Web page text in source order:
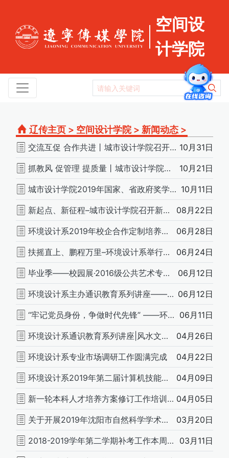
空间设
计学院
辽传主页 > 空间设计学院 > 新闻动态 >
交流互促 合作共进丨城市设计学院召开定制培养交流座谈会 10月31日
抓教风 促管理 提质量丨城市设计学院举行＂教风建设活动月＂启动仪式 10月21日
城市设计学院2019年国家、省政府奖学金推荐候选人名单公示 10月11日
新起点、新征程–城市设计学院召开新学期工作部署会议 08月22日
环境设计系2019年校企合作定制培养双选会圆满举行 06月28日
扶摇直上、鹏程万里–环境设计系举行2019届学士学位授予仪式 06月24日
毕业季——校园展·2016级公共艺术专业创作展 06月12日
环境设计系主办通识教育系列讲座——“如何成为一名合格的艺术设计人才” 06月12日
“牢记党员身份，争做时代先锋” ——环境设计系2019届毕业生党员“最后一次党课” 06月11日
环境设计系通识教育系列讲座|风水文化与规划设计 04月26日
环境设计系专业市场调研工作圆满完成 04月22日
环境设计系2019年第二届计算机技能操作大赛初赛通知 04月09日
新一轮本科人才培养方案修订工作培训会议 04月05日
关于开展2019年沈阳市自然科学学术成果评价的通知 03月20日
2018-2019学年第二学期补考工作本周开始 03月11日